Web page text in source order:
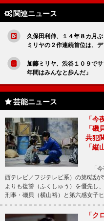
関連ニュース
久保田利伸、１４年８カ月
ミリヤの２作連続首位は、
加藤ミリヤ、渋谷１０９で
年間はみんなと歩んだ」
芸能ニュース
「今
「磯
共犯
「縦
「今
西テレビ／フジテレビ系）の第6話
よりも復讐（ふくしゅう）を優先し
刑事・磯貝（横山裕）と第六感女子
「ク